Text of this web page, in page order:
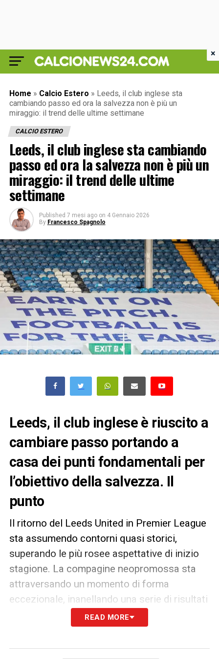
Home » Calcio Estero » Leeds, il club inglese sta
cambiando passo ed ora la salvezza non è più un
miraggio: il trend delle ultime settimane
CALCIO ESTERO
Leeds, il club inglese sta cambiando
passo ed ora la salvezza non è più un
miraggio: il trend delle ultime
settimane
Published 7 mesi ago on 4 Gennaio 2026
By Francesco Spagnolo
Leeds, il club inglese è riuscito a
cambiare passo portando a
casa dei punti fondamentali per
l’obiettivo della salvezza. Il
punto
Il ritorno del Leeds United in Premier League
sta assumendo contorni quasi storici,
superando le più rosee aspettative di inizio
stagione. La compagine neopromossa sta
attraversando un momento di forma
eccezionale, inanellando una serie di risultati
utili consecutivi che ha lasciato a bocca
aperta tifosi e addetti ai lavori. I “Whites” non
READ MORE
×